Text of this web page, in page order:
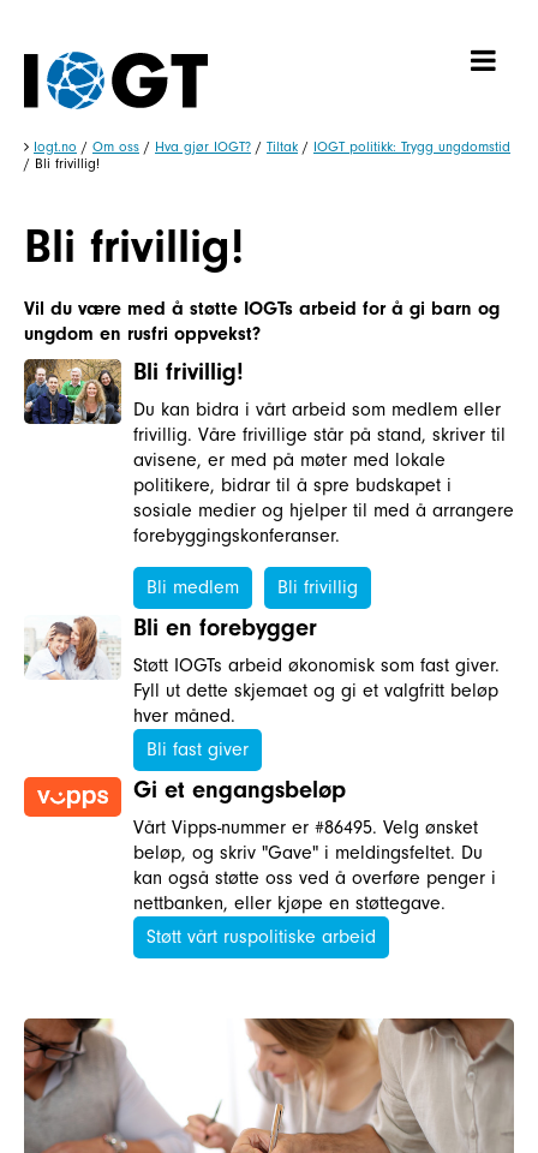
Iogt.no / Om oss / Hva gjør IOGT? / Tiltak / IOGT politikk: Trygg ungdomstid
/ Bli frivillig!
Bli frivillig!
Vil du være med å støtte IOGTs arbeid for å gi barn og
ungdom en rusfri oppvekst?
Bli frivillig!
Du kan bidra i vårt arbeid som medlem eller
frivillig. Våre frivillige står på stand, skriver til
avisene, er med på møter med lokale
politikere, bidrar til å spre budskapet i
sosiale medier og hjelper til med å arrangere
forebyggingskonferanser.
Bli medlem Bli frivillig
Bli en forebygger
Støtt IOGTs arbeid økonomisk som fast giver.
Fyll ut dette skjemaet og gi et valgfritt beløp
hver måned.
Bli fast giver
Gi et engangsbeløp
Vårt Vipps-nummer er #86495. Velg ønsket
beløp, og skriv "Gave" i meldingsfeltet. Du
kan også støtte oss ved å overføre penger i
nettbanken, eller kjøpe en støttegave.
Støtt vårt ruspolitiske arbeid